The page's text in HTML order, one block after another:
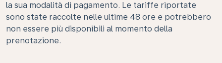
la sua modalità di pagamento. Le tariffe riportate
sono state raccolte nelle ultime 48 ore e potrebbero
non essere più disponibili al momento della
prenotazione.